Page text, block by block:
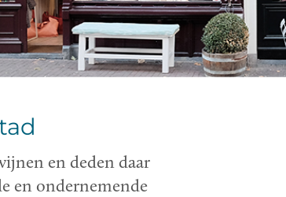
en deden daar
en ondernemende